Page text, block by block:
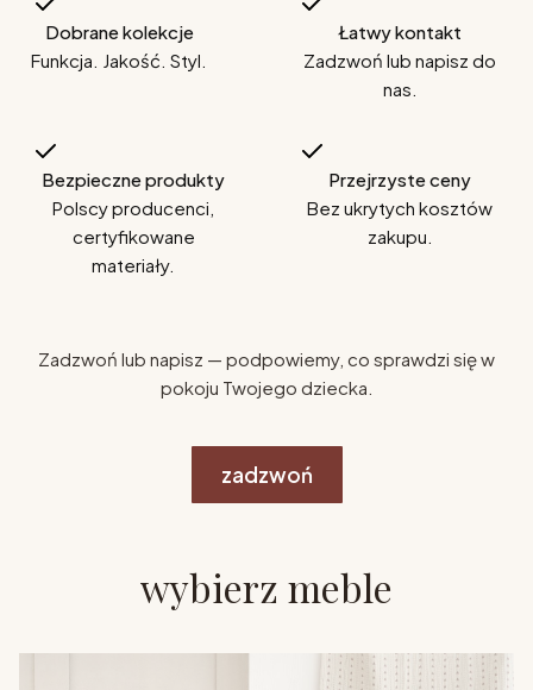
Dobrane kolekcje
Funkcja. Jakość. Styl.
Łatwy kontakt
Zadzwoń lub napisz do
nas.
Bezpieczne produkty
Polscy producenci,
certyfikowane
materiały.
Przejrzyste ceny
Bez ukrytych kosztów
zakupu.
Zadzwoń lub napisz — podpowiemy, co sprawdzi się w
pokoju Twojego dziecka.
zadzwoń
wybierz meble